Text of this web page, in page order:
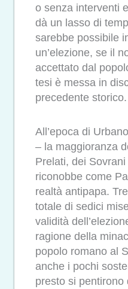
o senza interventi
dà un lasso di
sarebbe possibile
un’elezione, se il
accettato dal
tesi è messa in
precedente storico.
All’epoca di
– la maggioranza
Prelati, dei
riconobbe come
realtà antipapa.
totale di sedici
validità
ragione della
popolo romano al
anche i pochi
presto si pentirono